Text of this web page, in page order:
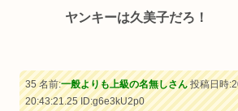
ヤンキーは久美子だろ！
35 名前:一般よりも上級の名無しさん投稿日時
20:43:21.25ID:g6e3kU2p0